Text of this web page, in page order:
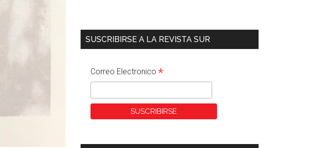
SUSCRIBIRSE A LA REVISTA SUR
Correo Electronico *